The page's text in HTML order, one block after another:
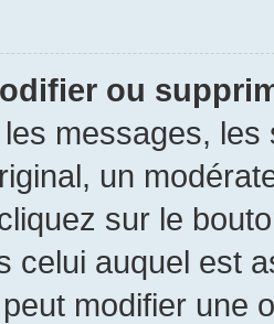
ou
messages,
un
sur le
celui auquel est
peut modifier une